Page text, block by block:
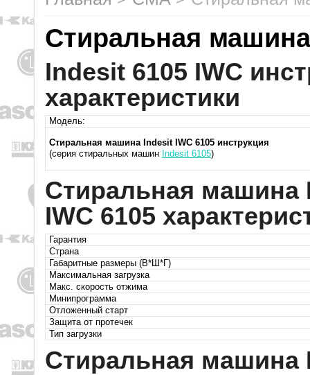
Стиральная
Indesit 6105 IWC
характеристики
Модель:
Стиральная машина Indesit IWC 6105 инструкция
(серия стиральных машин Indesit 6105)
Стиральная машина
IWC 6105
Гарантия
Страна
Габаритные размеры (В*Ш*Г)
Максимальная загрузка
Макс. скорость отжима
Минипрограмма
Отложенный старт
Защита от протечек
Тип загрузки
Стиральная машина